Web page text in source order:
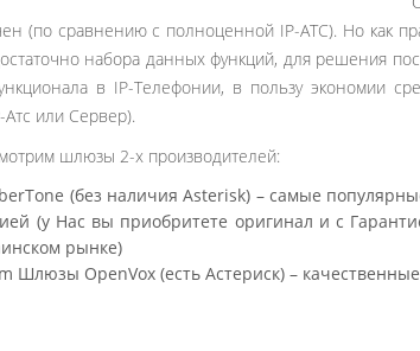
(по сравнению с полноценной IP-АТС). Но как
набора данных функций, для решения
в IP-Телефонии, в пользу экономии
или Сервер).
шлюзы 2-х производителей:
(без наличия Asterisk) – самые
(у Нас вы приобритете оригинал и с
рынке)
Шлюзы OpenVox (есть Астериск) –